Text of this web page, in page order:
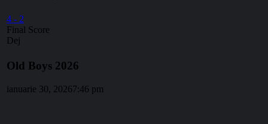
4 - 2
Final Score
Dej
Old Boys 2026
ianuarie 30, 20267:46 pm